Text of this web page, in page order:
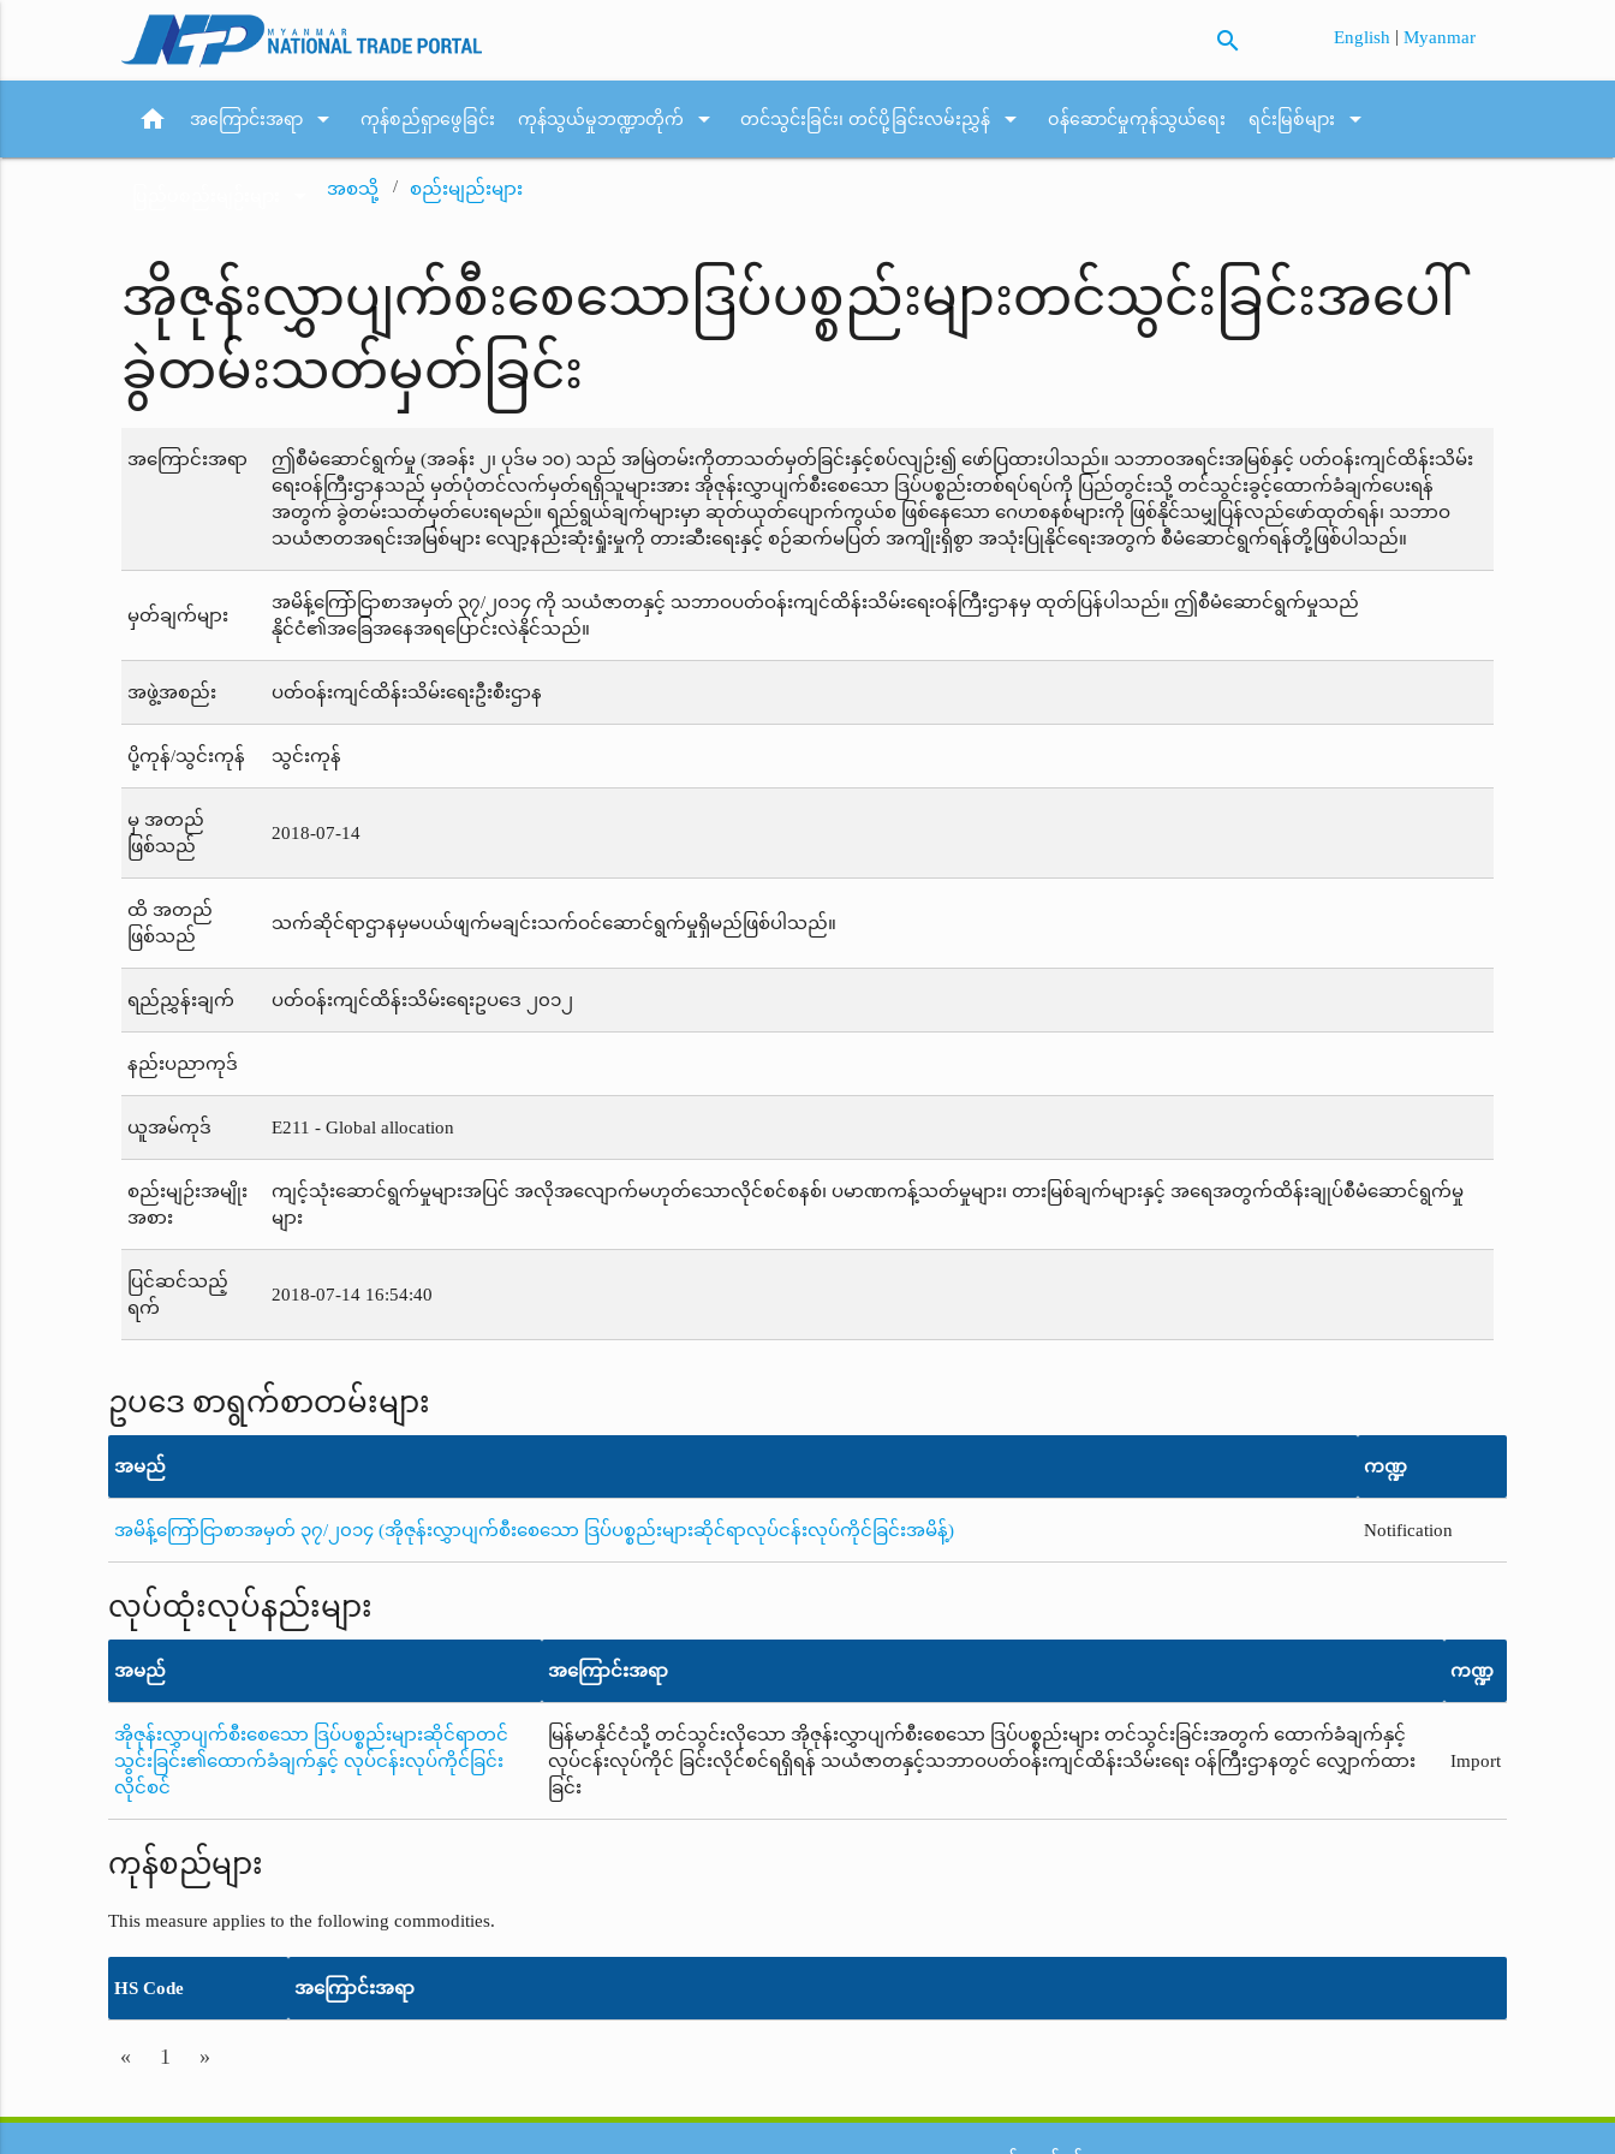
search English |Myanmar
home အကြောင်းအရာ arrow_drop_down ကုန်စည်ရှာဖွေခြင်း ကုန်သွယ်မှုဘဏ္ဍာတိုက် arrow_drop_down တင်သွင်းခြင်း၊ တင်ပို့ခြင်းလမ်းညွှန် arrow_drop_down ဝန်ဆောင်မှုကုန်သွယ်ရေး ရင်းမြစ်များ arrow_drop_down
အစသို့ စည်းမျည်းများ
အိုဇုန်းလွှာပျက်စီးစေသောဒြပ်ပစ္စည်းများတင်သွင်းခြင်းအပေါ်
ခွဲတမ်းသတ်မှတ်ခြင်း
အကြောင်းအရာ
ဤစီမံဆောင်ရွက်မှု (အခန်း ၂၊ ပုဒ်မ ၁၀) သည် အမြဲတမ်းကိုတာသတ်မှတ်ခြင်းနှင့်စပ်လျဉ်း၍ ဖော်ပြထားပါသည်။ သဘာဝအရင်းအမြစ်နှင့် ပတ်ဝန်းကျင်ထိန်းသိမ်း
ရေးဝန်ကြီးဌာနသည် မှတ်ပုံတင်လက်မှတ်ရရှိသူများအား အိုဇုန်းလွှာပျက်စီးစေသော ဒြပ်ပစ္စည်းတစ်ရပ်ရပ်ကို ပြည်တွင်းသို့ တင်သွင်းခွင့်ထောက်ခံချက်ပေးရန်
အတွက် ခွဲတမ်းသတ်မှတ်ပေးရမည်။ ရည်ရွယ်ချက်များမှာ ဆုတ်ယုတ်ပျောက်ကွယ်စ ဖြစ်နေသော ဂေဟစနစ်များကို ဖြစ်နိုင်သမျှပြန်လည်ဖော်ထုတ်ရန်၊ သဘာဝ
သယံဇာတအရင်းအမြစ်များ လျော့နည်းဆုံးရှုံးမှုကို တားဆီးရေးနှင့် စဉ်ဆက်မပြတ် အကျိုးရှိစွာ အသုံးပြုနိုင်ရေးအတွက် စီမံဆောင်ရွက်ရန်တို့ဖြစ်ပါသည်။
မှတ်ချက်များ
အမိန့်ကြော်ငြာစာအမှတ် ၃၇/၂၀၁၄ ကို သယံဇာတနှင့် သဘာဝပတ်ဝန်းကျင်ထိန်းသိမ်းရေးဝန်ကြီးဌာနမှ ထုတ်ပြန်ပါသည်။ ဤစီမံဆောင်ရွက်မှုသည်
နိုင်ငံ၏အခြေအနေအရပြောင်းလဲနိုင်သည်။
အဖွဲ့အစည်း ပတ်ဝန်းကျင်ထိန်းသိမ်းရေးဦးစီးဌာန
ပို့ကုန်/သွင်းကုန် သွင်းကုန်
မှ အတည်
ဖြစ်သည်
2018-07-14
ထိ အတည်
ဖြစ်သည်
သက်ဆိုင်ရာဌာနမှမပယ်ဖျက်မချင်းသက်ဝင်ဆောင်ရွက်မှုရှိမည်ဖြစ်ပါသည်။
ရည်ညွှန်းချက် ပတ်ဝန်းကျင်ထိန်းသိမ်းရေးဥပဒေ ၂၀၁၂
နည်းပညာကုဒ်
ယူအမ်ကုဒ် E211 - Global allocation
စည်းမျဉ်းအမျိုး
အစား
ကျင့်သုံးဆောင်ရွက်မှုများအပြင် အလိုအလျောက်မဟုတ်သောလိုင်စင်စနစ်၊ ပမာဏကန့်သတ်မှုများ၊ တားမြစ်ချက်များနှင့် အရေအတွက်ထိန်းချုပ်စီမံဆောင်ရွက်မှု
များ
ပြင်ဆင်သည့်
ရက်
2018-07-14 16:54:40
ဥပဒေ စာရွက်စာတမ်းများ
အမည် ကဏ္ဍ
အမိန့်ကြော်ငြာစာအမှတ် ၃၇/၂၀၁၄ (အိုဇုန်းလွှာပျက်စီးစေသော ဒြပ်ပစ္စည်းများဆိုင်ရာလုပ်ငန်းလုပ်ကိုင်ခြင်းအမိန့်) Notification
လုပ်ထုံးလုပ်နည်းများ
အမည် အကြောင်းအရာ ကဏ္ဍ
အိုဇုန်းလွှာပျက်စီးစေသော ဒြပ်ပစ္စည်းများဆိုင်ရာတင်
သွင်းခြင်း၏ထောက်ခံချက်နှင့် လုပ်ငန်းလုပ်ကိုင်ခြင်း
လိုင်စင်
မြန်မာနိုင်ငံသို့ တင်သွင်းလိုသော အိုဇုန်းလွှာပျက်စီးစေသော ဒြပ်ပစ္စည်းများ တင်သွင်းခြင်းအတွက် ထောက်ခံချက်နှင့်
လုပ်ငန်းလုပ်ကိုင် ခြင်းလိုင်စင်ရရှိရန် သယံဇာတနှင့်သဘာဝပတ်ဝန်းကျင်ထိန်းသိမ်းရေး ဝန်ကြီးဌာနတွင် လျှောက်ထား
ခြင်း
Import
ကုန်စည်များ
This measure applies to the following commodities.
HS Code အကြောင်းအရာ
« 1 »